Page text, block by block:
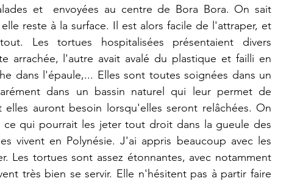
et  envoyées au centre de Bora Bora. On sait
reste à la surface. Il est alors facile de l'attraper, et
Les tortues hospitalisées présentaient divers
arrachée, l'autre avait avalé du plastique et failli en
dans l'épaule,... Elles sont toutes soignées dans un
dans un bassin naturel qui leur permet de
auront besoin lorsqu'elles seront relâchées. On
qui pourrait les jeter tout droit dans la gueule des
vivent en Polynésie. J'ai appris beaucoup avec les
Les tortues sont assez étonnantes, avec notamment
très bien se servir. Elle n'hésitent pas à partir faire